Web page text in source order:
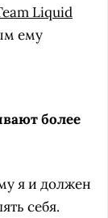
Liquid
ему
более
я и должен
себя.